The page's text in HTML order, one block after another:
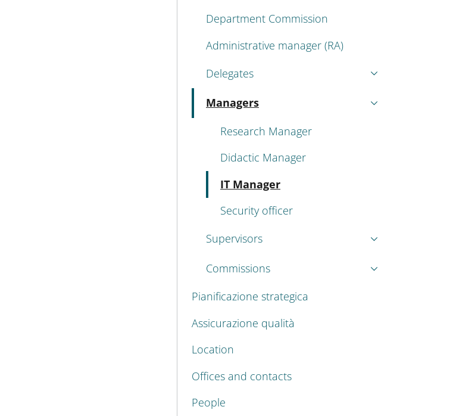
Department Commission
Administrative manager (RA)
Delegates
Managers
Active
Research Manager
Didactic Manager
IT Manager
Security officer
Supervisors
Commissions
Pianificazione strategica
Assicurazione qualità
Location
Offices and contacts
People